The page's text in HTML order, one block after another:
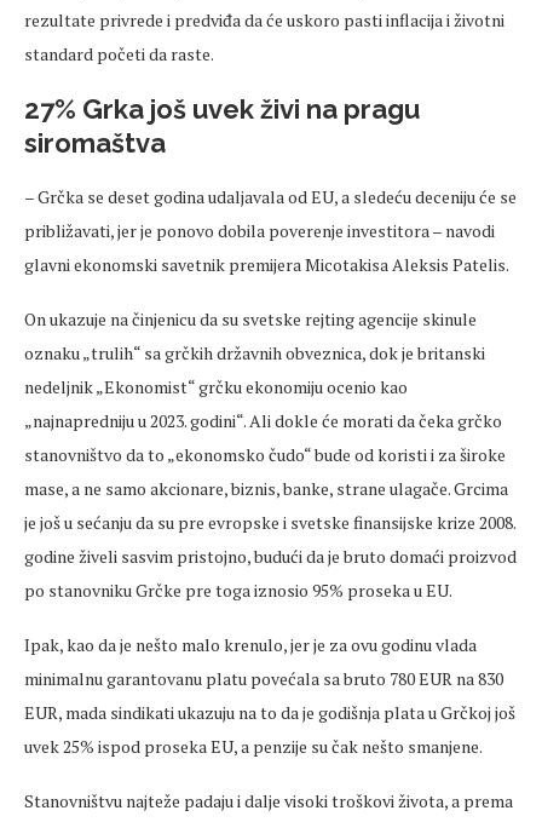
rezultate privrede i predviđa da će uskoro pasti inflacija i životni
standard početi da raste.
27% Grka još uvek živi na pragu
siromaštva
– Grčka se deset godina udaljavala od EU, a sledeću deceniju će se
približavati, jer je ponovo dobila poverenje investitora – navodi
glavni ekonomski savetnik premijera Micotakisa Aleksis Patelis.
On ukazuje na činjenicu da su svetske rejting agencije skinule
oznaku „trulih“ sa grčkih državnih obveznica, dok je britanski
nedeljnik „Ekonomist“ grčku ekonomiju ocenio kao
„najnapredniju u 2023. godini“. Ali dokle će morati da čeka grčko
stanovništvo da to „ekonomsko čudo“ bude od koristi i za široke
mase, a ne samo akcionare, biznis, banke, strane ulagače. Grcima
je još u sećanju da su pre evropske i svetske finansijske krize 2008.
godine živeli sasvim pristojno, budući da je bruto domaći proizvod
po stanovniku Grčke pre toga iznosio 95% proseka u EU.
Ipak, kao da je nešto malo krenulo, jer je za ovu godinu vlada
minimalnu garantovanu platu povećala sa bruto 780 EUR na 830
EUR, mada sindikati ukazuju na to da je godišnja plata u Grčkoj još
uvek 25% ispod proseka EU, a penzije su čak nešto smanjene.
Stanovništvu najteže padaju i dalje visoki troškovi života, a prema